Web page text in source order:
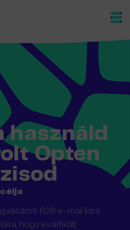
használd
Opten
B2B e-mail lista
hogy kvalifikált